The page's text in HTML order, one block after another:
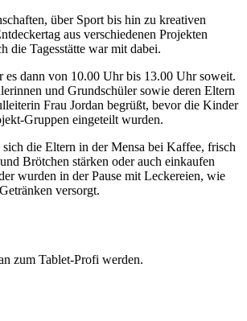
über Sport bis hin zu kreativen
aus verschiedenen Projekten
die Tagesstätte war mit dabei.
es dann von 10.00 Uhr bis 13.00 Uhr soweit.
und Grundschüler sowie deren Eltern
Frau Jordan begrüßt, bevor die Kinder
Gruppen eingeteilt wurden.
sich die Eltern in der Mensa bei Kaffee, frisch
Brötchen stärken oder auch einkaufen
wurden in der Pause mit Leckereien, wie
versorgt.
zum Tablet-Profi werden.